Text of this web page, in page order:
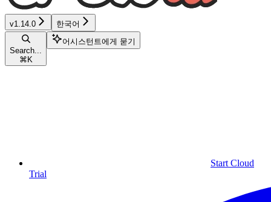
v1.14.0 한국어
Search...
⌘ K
어시스턴트에게 묻기
Start Cloud
Trial